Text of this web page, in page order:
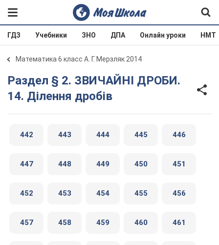
ГДЗ Учебники ЗНО ДПА Онлайн уроки НМТ
Математика 6 класс А. Г. Мерзляк 2014
Раздел § 2. ЗВИЧАЙНІ ДРОБИ.
14. Ділення дробів
442 443 444 445 446
447 448 449 450 451
452 453 454 455 456
457 458 459 460 461